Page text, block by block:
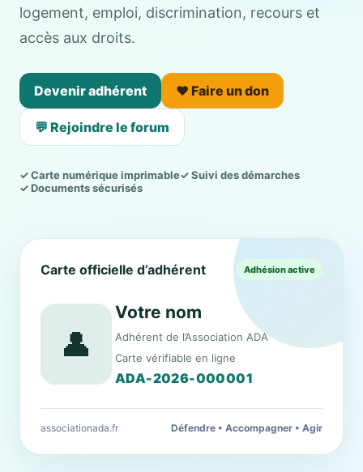
logement, emploi, discrimination, recours et
accès aux droits.
Devenir adhérent ❤️ Faire un don
💬 Rejoindre le forum
✓ Carte numérique imprimable✓ Suivi des démarches
✓ Documents sécurisés
Carte officielle d’adhérent Adhésion active
👤
Votre nom
Adhérent de l’Association ADA
Carte vérifiable en ligne
ADA-2026-000001
associationada.fr Défendre • Accompagner • Agir